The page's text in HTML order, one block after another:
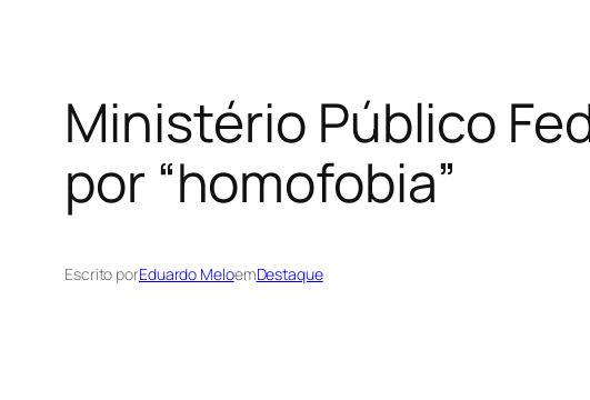
Ministério Público
por “homofobia”
Escrito porEduardo MeloemDestaque